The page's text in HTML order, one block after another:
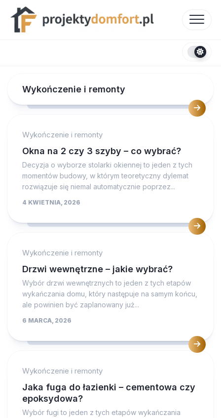
content
Wykończenie i remonty
Wykończenie i remonty
Okna na 2 czy 3 szyby – co wybrać?
Decyzja o wyborze stolarki okiennej to jeden z tych
momentów budowy, w którym teoretyczny dylemat
rozwiązuje się niemal automatycznie poprzez...
4 KWIETNIA, 2026
Wykończenie i remonty
Drzwi wewnętrzne – jakie wybrać?
Wybór drzwi wewnętrznych to jeden z tych etapów
wykańczania domu, który następuje na samym końcu,
ale powinien być zaplanowany już...
6 MARCA, 2026
Wykończenie i remonty
Jaka fuga do łazienki – cementowa czy
epoksydowa?
Wybór fugi to jeden z tych etapów wykańczania